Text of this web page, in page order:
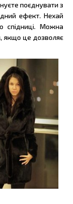
поєднувати з
ефект. Нехай
спідниці. Можна
якщо це дозволяє